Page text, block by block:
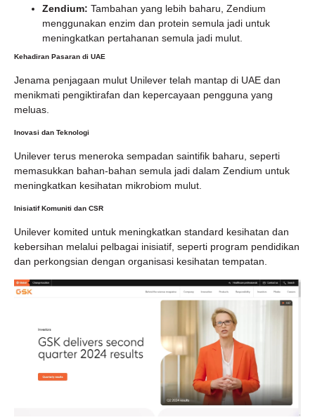
Zendium: Tambahan yang lebih baharu, Zendium
menggunakan enzim dan protein semula jadi untuk
meningkatkan pertahanan semula jadi mulut.
Kehadiran Pasaran di UAE
Jenama penjagaan mulut Unilever telah mantap di UAE dan
menikmati pengiktirafan dan kepercayaan pengguna yang
meluas.
Inovasi dan Teknologi
Unilever terus meneroka sempadan saintifik baharu, seperti
memasukkan bahan-bahan semula jadi dalam Zendium untuk
meningkatkan kesihatan mikrobiom mulut.
Inisiatif Komuniti dan CSR
Unilever komited untuk meningkatkan standard kesihatan dan
kebersihan melalui pelbagai inisiatif, seperti program pendidikan
dan perkongsian dengan organisasi kesihatan tempatan.